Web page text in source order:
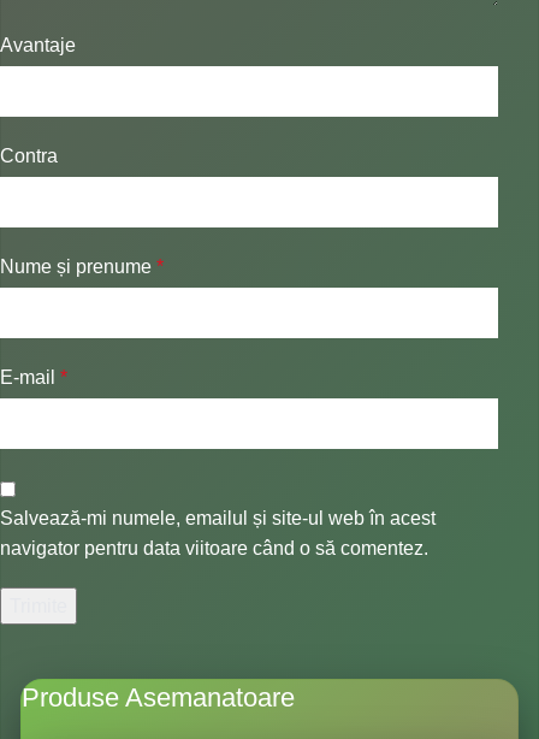
Avantaje
Contra
Nume și prenume*
E-mail*
Salvează-mi numele, emailul și site-ul web în acest
navigator pentru data viitoare când o să comentez.
Produse Asemanatoare